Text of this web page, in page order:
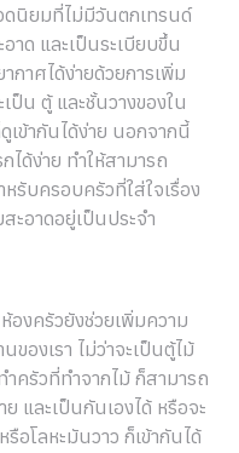
ดนิยมที่ไม่มีวันตกเทรนด์
าด และเป็นระเบียบขึ้น
กาศได้ง่ายด้วยการเพิ่ม
ป็น ตู้ และชั้นวางของใน
ข้ากันได้ง่าย นอกจากนี้
ได้ง่าย ทำให้สามารถ
รับครอบครัวที่ใส่ใจเรื่อง
ะอาดอยู่เป็นประจำ
องครัวยังช่วยเพิ่มความ
องเรา ไม่ว่าจะเป็นตู้ไม้
ครัวที่ทำจากไม้ ก็สามารถ
และเป็นกันเองได้ หรือจะ
โลหะมันวาว ก็เข้ากันได้